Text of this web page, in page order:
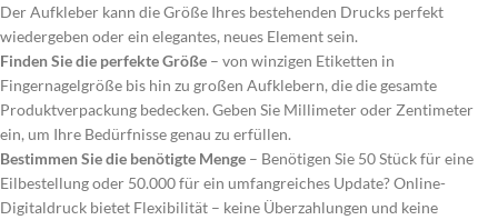
Der Aufkleber kann die Größe Ihres bestehenden Drucks perfekt
wiedergeben oder ein elegantes, neues Element sein.
Finden Sie die perfekte Größe – von winzigen Etiketten in
Fingernagelgröße bis hin zu großen Aufklebern, die die gesamte
Produktverpackung bedecken. Geben Sie Millimeter oder Zentimeter
ein, um Ihre Bedürfnisse genau zu erfüllen.
Bestimmen Sie die benötigte Menge – Benötigen Sie 50 Stück für eine
Eilbestellung oder 50.000 für ein umfangreiches Update? Online-
Digitaldruck bietet Flexibilität – keine Überzahlungen und keine